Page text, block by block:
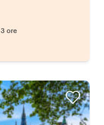
3 ore